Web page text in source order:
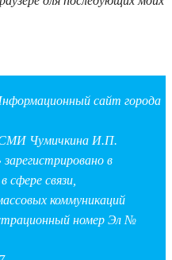
сайт города
СМИ Чумичкина И.П.
в
сфере связи,
коммуникаций
номер Эл №